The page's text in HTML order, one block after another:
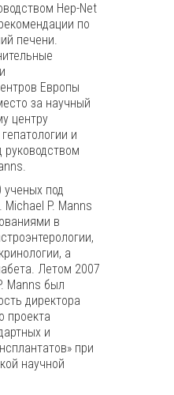
Hep-Net
по
печени.
Европы
за научный
центру
и
руководством
ученых под
P. Manns
в
а
Летом 2007
Manns был
директора
проекта
и
при
научной